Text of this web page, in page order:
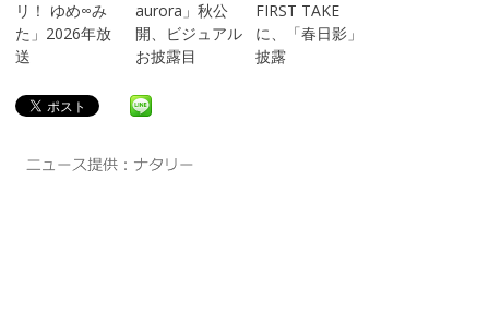
リ！ ゆめ∞み
た」2026年放
送
aurora」秋公
開、ビジュアル
お披露目
FIRST TAKE
に、「春日影」
披露